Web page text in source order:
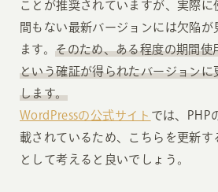
ことが推奨されていますが、実際に
間もない最新バージョンには欠陥が
ます。そのため、ある程度の期間使
という確証が得られたバージョンに
します。
WordPressの公式サイト では、PHP
載されているため、こちらを更新す
として考えると良いでしょう。